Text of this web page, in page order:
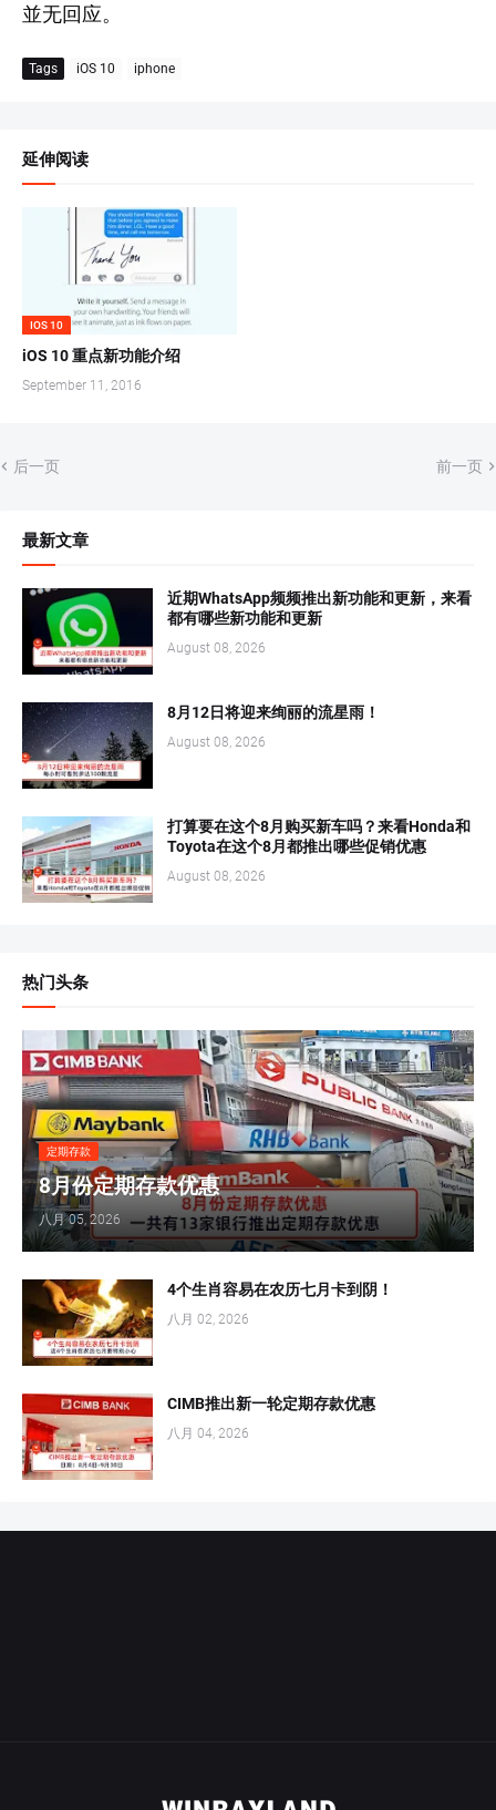
並无回应。
Tags iOS 10 iphone
延伸阅读
IOS 10
iOS 10 重点新功能介绍
September 11, 2016
后一页 前一页
最新文章
近期WhatsApp频频推出新功能和更新，来看
都有哪些新功能和更新
August 08, 2026
8月12日将迎来绚丽的流星雨！
August 08, 2026
打算要在这个8月购买新车吗？来看Honda和
Toyota在这个8月都推出哪些促销优惠
August 08, 2026
热门头条
定期存款
8月份定期存款优惠
八月 05, 2026
4个生肖容易在农历七月卡到阴！
八月 02, 2026
CIMB推出新一轮定期存款优惠
八月 04, 2026